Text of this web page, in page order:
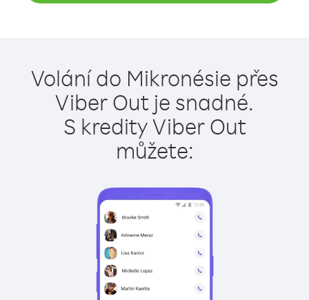
Volání do Mikronésie přes
Viber Out je snadné.
S kredity Viber Out
můžete: